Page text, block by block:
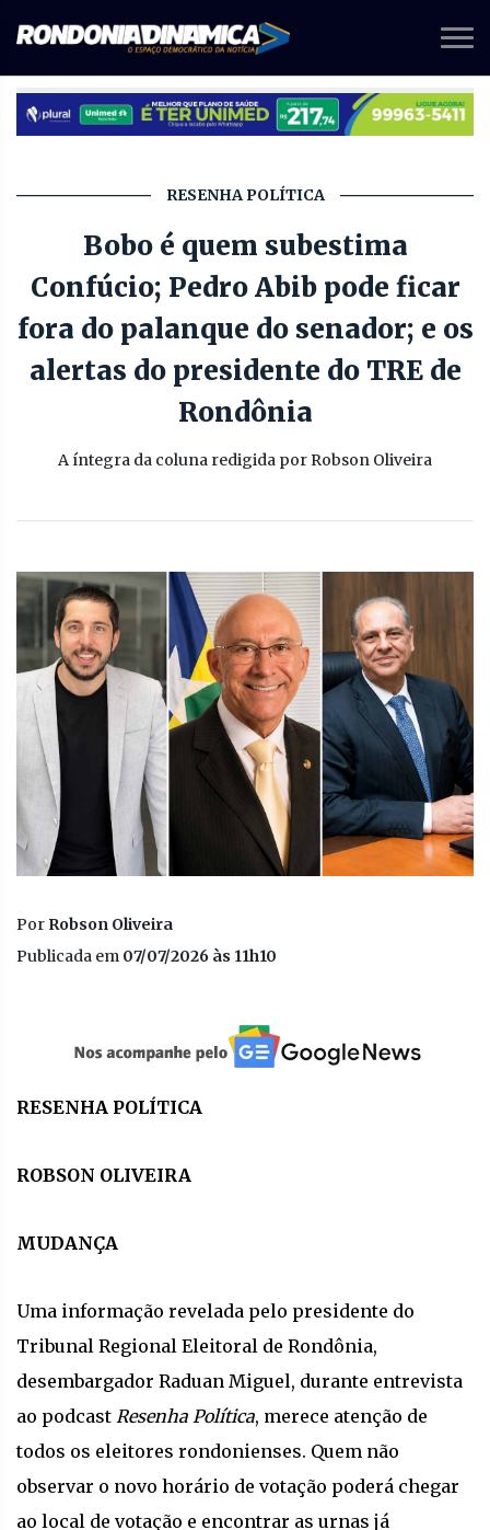
RESENHA POLÍTICA
Bobo é quem subestima
Confúcio; Pedro Abib pode ficar
fora do palanque do senador; e os
alertas do presidente do TRE de
Rondônia
A íntegra da coluna redigida por Robson Oliveira
Por Robson Oliveira
Publicada em 07/07/2026 às 11h10
RESENHA POLÍTICA
ROBSON OLIVEIRA
MUDANÇA
Uma informação revelada pelo presidente do
Tribunal Regional Eleitoral de Rondônia,
desembargador Raduan Miguel, durante entrevista
ao podcast Resenha Política, merece atenção de
todos os eleitores rondonienses. Quem não
observar o novo horário de votação poderá chegar
ao local de votação e encontrar as urnas já